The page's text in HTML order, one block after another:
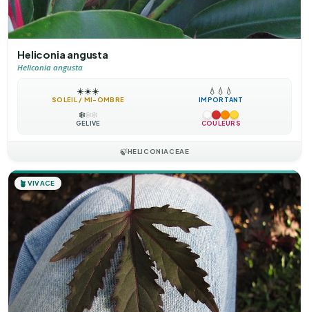
Heliconia angusta
Heliconia angusta
☀️☀️☀️
SOLEIL / MI-OMBRE
💧 💧 💧
IMPORTANT
❄️❄️❄️
GÉLIVE COULEURS
🍃HELICONIACEAE
🪴 VIVACE